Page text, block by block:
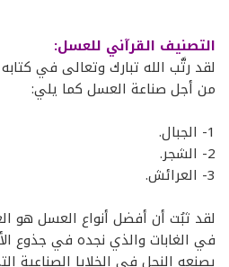
التصنيف القرآني للعسل:
لقد رتَّب الله تبارك وتعالى في
من أجل صناعة العسل كما يلي:
1- الجبال.
2- الشجر.
3- العرائش.
لقد ثبُت أن أفضل أنواع العسل هو
في الغابات والذي نجده في جذوع
يصنعه النحل في الخلايا الصناعية